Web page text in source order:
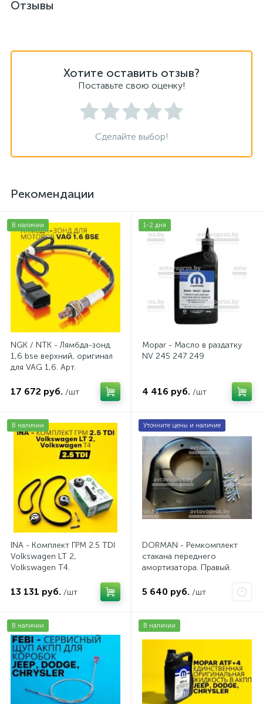
Отзывы
Хотите оставить отзыв?
Поставьте свою оценку!
Сделайте выбор!
Рекомендации
В наличии
NGK / NTK - Лямбда-зонд
1,6 bse верхний, оригинал
для VAG 1,6. Арт.
17 672 руб. /шт
1-2 дня
Mopar - Масло в раздатку
NV 245 247 249
4 416 руб. /шт
В наличии
INA - Комплект ГРМ 2.5 TDI
Volkswagen LT 2,
Volkswagen Т4.
13 131 руб. /шт
Уточните цены и наличие
DORMAN - Ремкомплект
стакана переднего
амортизатора. Правый.
5 640 руб. /шт
В наличии В наличии